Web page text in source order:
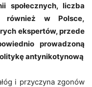
społecznych, liczba
w Polsce,
ekspertów, przede
prowadzoną
antynikotynową
i przyczyna zgonów